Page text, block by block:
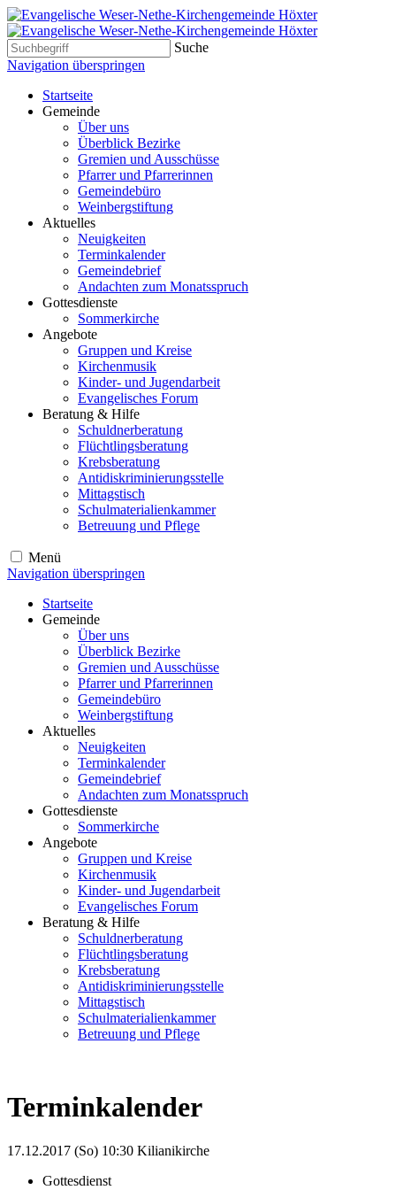
Suche
Navigation überspringen
Startseite
Gemeinde
Über uns
Überblick Bezirke
Gremien und Ausschüsse
Pfarrer und Pfarrerinnen
Gemeindebüro
Weinbergstiftung
Aktuelles
Neuigkeiten
Terminkalender
Gemeindebrief
Andachten zum Monatsspruch
Gottesdienste
Sommerkirche
Angebote
Gruppen und Kreise
Kirchenmusik
Kinder- und Jugendarbeit
Evangelisches Forum
Beratung & Hilfe
Schuldnerberatung
Flüchtlingsberatung
Krebsberatung
Antidiskriminierungsstelle
Mittagstisch
Schulmaterialienkammer
Betreuung und Pflege
Menü
Navigation überspringen
Startseite
Gemeinde
Über uns
Überblick Bezirke
Gremien und Ausschüsse
Pfarrer und Pfarrerinnen
Gemeindebüro
Weinbergstiftung
Aktuelles
Neuigkeiten
Terminkalender
Gemeindebrief
Andachten zum Monatsspruch
Gottesdienste
Sommerkirche
Angebote
Gruppen und Kreise
Kirchenmusik
Kinder- und Jugendarbeit
Evangelisches Forum
Beratung & Hilfe
Schuldnerberatung
Flüchtlingsberatung
Krebsberatung
Antidiskriminierungsstelle
Mittagstisch
Schulmaterialienkammer
Betreuung und Pflege
Terminkalender
17.12.2017 (So) 10:30 Kilianikirche
Gottesdienst